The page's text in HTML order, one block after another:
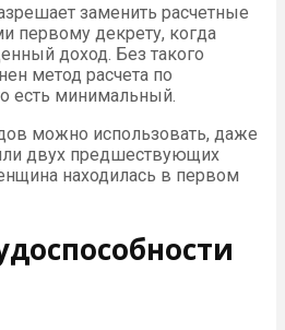
заменить расчетные
первому декрету, когда
доход. Без такого
метод расчета по
есть минимальный.
можно использовать, даже
двух предшествующих
находилась в первом